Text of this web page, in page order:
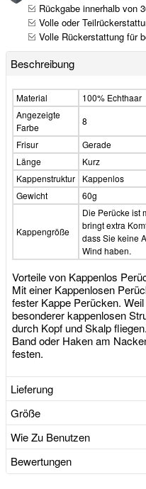
Rückgabe innerhalb von
Volle oder
Volle Rückerstattung für
Beschreibung
Material
100% Echthaar
Angezeigte
Farbe
8
Frisur
Gerade
Länge
Kurz
Kappenstruktur
Kappenlos
Gewicht
60g
Kappengröße
Die Perücke ist
bringt extra
dass Sie keine
Wind haben.
Vorteile von Kappenlos
Mit einer Kappenlosen
fester Kappe Perücken.
besonderer kappenlosen
durch Kopf und Skalp
Band oder Haken am
festen.
Lieferung
Größe
Wie Zu Benutzen
Bewertungen